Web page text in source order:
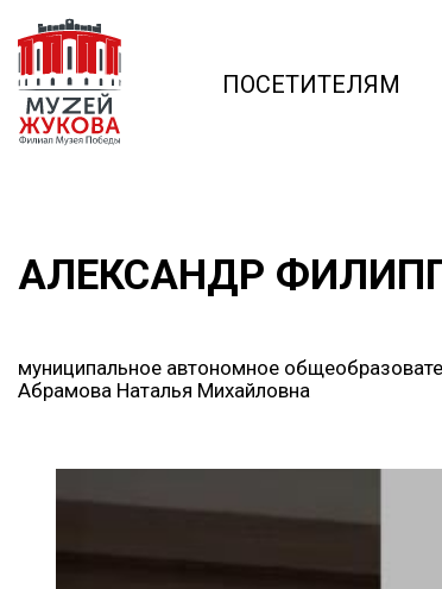
ПОСЕТИТЕЛЯМ
АЛЕКСАНДР
муниципальное автономное
Абрамова Наталья Михайловна